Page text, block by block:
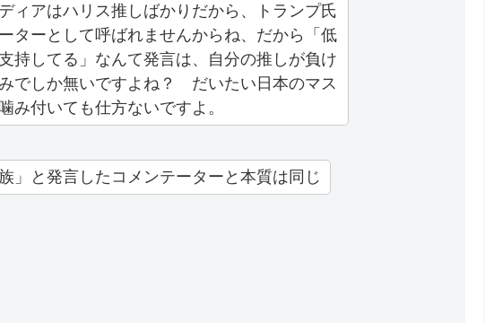
ィアはハリス推しばかりだから、トランプ氏
ターとして呼ばれませんからね、だから「低
持してる」なんて発言は、自分の推しが負け
でしか無いですよね？ だいたい日本のマス
み付いても仕方ないですよ。
」と発言したコメンテーターと本質は同じ